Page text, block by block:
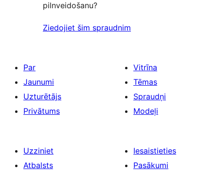
pilnveidošanu?
Ziedojiet šim spraudnim
Par
Jaunumi
Uzturētājs
Privātums
Vitrīna
Tēmas
Spraudņi
Modeļi
Uzziniet
Atbalsts
Iesaistieties
Pasākumi